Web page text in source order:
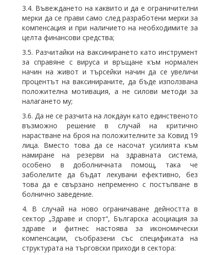
3.4. Въвеждането на каквито и да е ограничителни
мерки да се прави само след разработени мерки за
компенсация и при наличието на необходимите за
целта финансови средства;
3.5. Разчитайки на ваксинирането като инструмент
за справяне с вируса и връщане към нормален
начин на живот и търсейки начин да се увеличи
процентът на ваксинираните, да бъде използвана
положителна мотивация, а не силови методи за
налагането му;
3.6. Да не се разчита на локдаун като единственото
възможно решение в случай на критично
нарастване на броя на положителните за Ковид 19
лица. Вместо това да се насочат усилията към
намиране на резерви на здравната система,
особено в доболничната помощ, така че
заболелите да бъдат лекувани ефективно, без
това да е свързано непременно с постъпване в
болнично заведение.
4. В случай на ново ограничаване дейността в
сектор „Здраве и спорт“, Българска асоциация за
здраве и фитнес настоява за икономически
компенсации, съобразени със спецификата на
структурата на търговски приходи в сектора: